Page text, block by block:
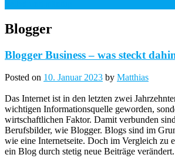
Blogger
Blogger Business – was steckt
Posted on 10. Januar 2023 by Matthias
Das Internet ist in den letzten zwei
wichtigen Informationsquelle geworden,
wirtschaftlichen Faktor. Damit verbunden
Berufsbilder, wie Blogger. Blogs sind im
wie eine Internetseite. Doch im Vergleich zu
ein Blog durch stetig neue Beiträge